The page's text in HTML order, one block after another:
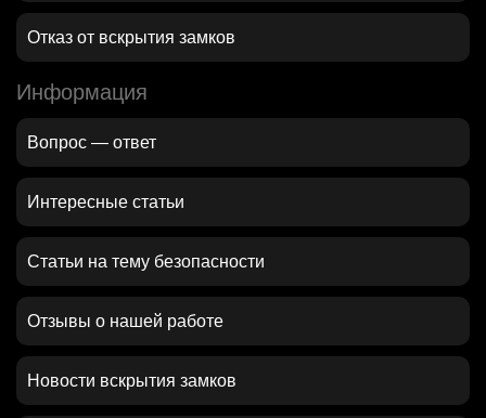
Отказ от вскрытия замков
Информация
Вопрос — ответ
Интересные статьи
Статьи на тему безопасности
Отзывы о нашей работе
Новости вскрытия замков